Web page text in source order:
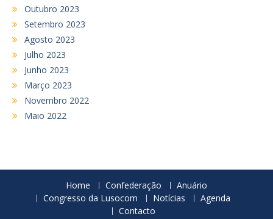
Outubro 2023
Setembro 2023
Agosto 2023
Julho 2023
Junho 2023
Março 2023
Novembro 2022
Maio 2022
Home Confederação
Anuário
Congresso da Lusocom
Notícias
Agenda
Contacto